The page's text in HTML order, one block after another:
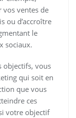
vos ventes de
ou d’accroître
le
sociaux.
objectifs, vous
qui soit en
que vous
ces
votre objectif